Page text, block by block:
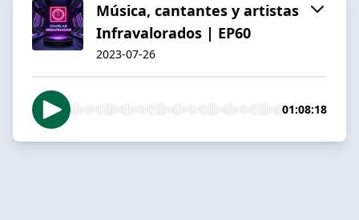
Música, cantantes y artistas
Infravalorados | EP60
2023-07-26
01:08:18